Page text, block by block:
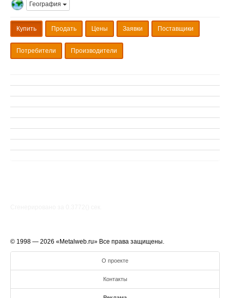
География
Купить Продать Цены Заявки Поставщики
Потребители Производители
© 1998 — 2026 «Metalweb.ru» Все права защищены.
О проекте
Контакты